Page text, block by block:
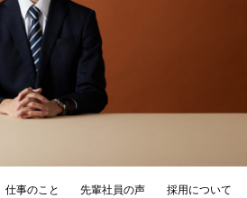
仕事のこと 先輩社員の声 採用について